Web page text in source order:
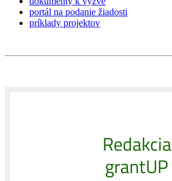
portál na podanie žiadosti
príklady projektov
Redakcia
grantUP